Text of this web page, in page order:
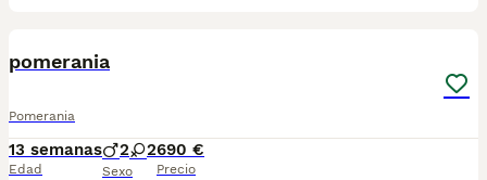
pomerania
Pomerania
13 semanas
Edad
2 2
Sexo
690 €
Precio